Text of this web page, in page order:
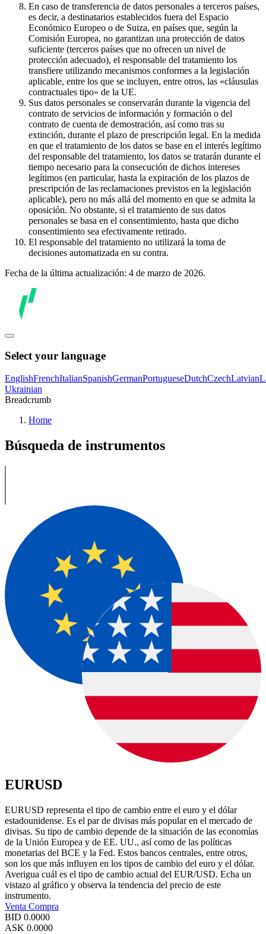
En caso de transferencia de datos personales a terceros países,
es decir, a destinatarios establecidos fuera del Espacio
Económico Europeo o de Suiza, en países que, según la
Comisión Europea, no garantizan una protección de datos
suficiente (terceros países que no ofrecen un nivel de
protección adecuado), el responsable del tratamiento los
transfiere utilizando mecanismos conformes a la legislación
aplicable, entre los que se incluyen, entre otros, las «cláusulas
contractuales tipo» de la UE.
Sus datos personales se conservarán durante la vigencia del
contrato de servicios de información y formación o del
contrato de cuenta de demostración, así como tras su
extinción, durante el plazo de prescripción legal. En la medida
en que el tratamiento de los datos se base en el interés legítimo
del responsable del tratamiento, los datos se tratarán durante el
tiempo necesario para la consecución de dichos intereses
legítimos (en particular, hasta la expiración de los plazos de
prescripción de las reclamaciones previstos en la legislación
aplicable), pero no más allá del momento en que se admita la
oposición. No obstante, si el tratamiento de sus datos
personales se basa en el consentimiento, hasta que dicho
consentimiento sea efectivamente retirado.
El responsable del tratamiento no utilizará la toma de
decisiones automatizada en su contra.
Fecha de la última actualización: 4 de marzo de 2026.
Select your language
EnglishFrenchItalianSpanishGermanPortugueseDutchCzechLatvian
Ukrainian
Breadcrumb
Home
Búsqueda de instrumentos
EURUSD
EURUSD representa el tipo de cambio entre el euro y el dólar
estadounidense. Es el par de divisas más popular en el mercado de
divisas. Su tipo de cambio depende de la situación de las economías
de la Unión Europea y de EE. UU., así como de las políticas
monetarias del BCE y la Fed. Estos bancos centrales, entre otros,
son los que más influyen en los tipos de cambio del euro y el dólar.
Averigua cuál es el tipo de cambio actual del EUR/USD. Echa un
vistazo al gráfico y observa la tendencia del precio de este
instrumento.
Venta Compra
BID 0.0000
ASK 0.0000